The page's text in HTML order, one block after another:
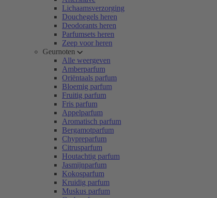
Lichaamsverzorging
Douchegels heren
Deodorants heren
Parfumsets heren
Zeep voor heren
Geurnoten
Alle weergeven
Amberparfum
Oriëntaals parfum
Bloemig parfum
Fruitig parfum
Fris parfum
Appelparfum
Aromatisch parfum
Bergamotparfum
Chypreparfum
Citrusparfum
Houtachtig parfum
Jasmijnparfum
Kokosparfum
Kruidig parfum
Muskus parfum